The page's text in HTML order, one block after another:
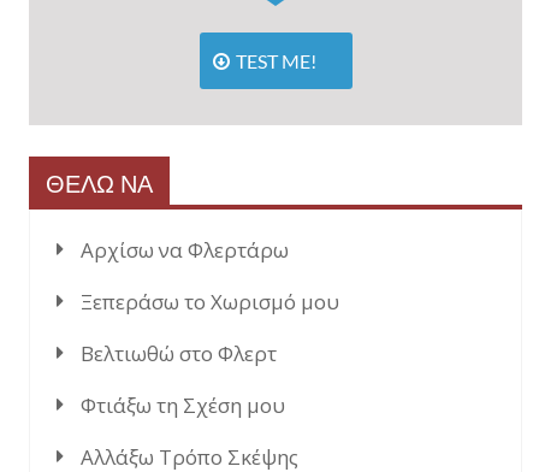
TEST ME!
ΘΕΛΩ ΝΑ
Αρχίσω να Φλερτάρω
Ξεπεράσω το Χωρισμό μου
Βελτιωθώ στο Φλερτ
Φτιάξω τη Σχέση μου
Αλλάξω Τρόπο Σκέψης